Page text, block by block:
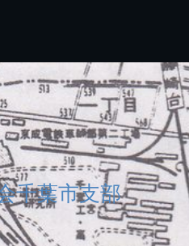
千葉市支部